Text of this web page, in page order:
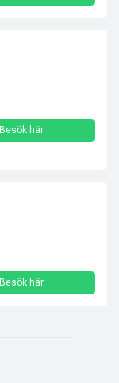
Besök här
Besök här